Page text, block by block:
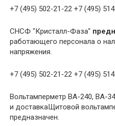
+7 (495) 502-21-22 +7 (495)
СНСФ "Кристалл-Фаза"
работающего персонала о
напряжения.
+7 (495) 502-21-22 +7 (495)
Вольтамперметр ВА-240, ВА-
и доставкаЩитовой
предназначен.